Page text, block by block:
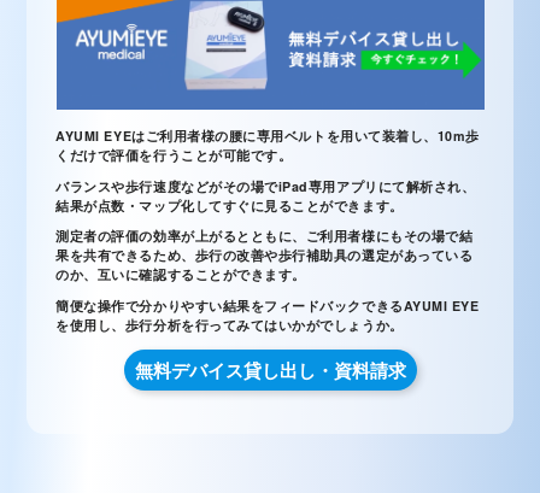
AYUMI EYEはご利用者様の腰に専用ベルトを用いて装着し、10m歩
くだけで評価を行うことが可能です。
バランスや歩行速度などがその場でiPad専用アプリにて解析され、
結果が点数・マップ化してすぐに見ることができます。
測定者の評価の効率が上がるとともに、ご利用者様にもその場で結
果を共有できるため、歩行の改善や歩行補助具の選定があっている
のか、互いに確認することができます。
簡便な操作で分かりやすい結果をフィードバックできるAYUMI EYE
を使用し、歩行分析を行ってみてはいかがでしょうか。
無料デバイス貸し出し・資料請求